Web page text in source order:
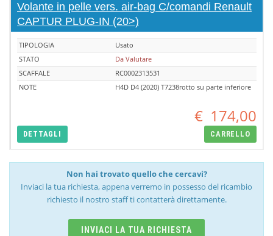
Volante in pelle vers. air-bag C/comandi Renault
CAPTUR PLUG-IN (20>)
TIPOLOGIA
Usato
STATO
Da Valutare
SCAFFALE
RC0002313531
NOTE
H4D D4 (2020) T7238rotto su parte inferiore
€ 174,00
DETTAGLI CARRELLO
Non hai trovato quello che cercavi?
Inviaci la tua richiesta, appena verremo in possesso del ricambio
richiesto il nostro staff ti contatterà direttamente.
INVIACI LA TUA RICHIESTA